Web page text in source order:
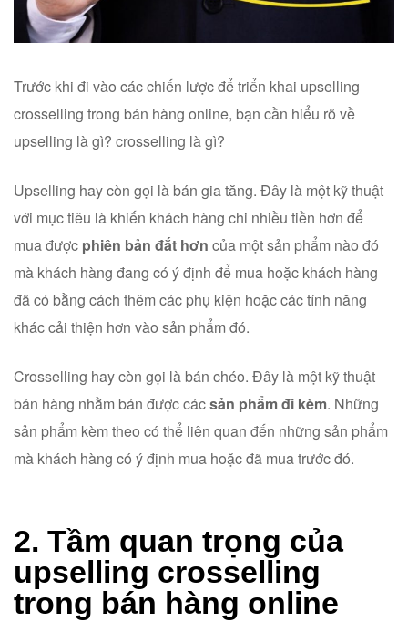
Trước khi đi vào các chiến lược để triển khai upselling
crosselling trong bán hàng online, bạn cần hiểu rõ về
upselling là gì? crosselling là gì?
Upselling hay còn gọi là bán gia tăng. Đây là một kỹ thuật
với mục tiêu là khiến khách hàng chi nhiều tiền hơn để
mua được phiên bản đắt hơn của một sản phẩm nào đó
mà khách hàng đang có ý định để mua hoặc khách hàng
đã có bằng cách thêm các phụ kiện hoặc các tính năng
khác cải thiện hơn vào sản phẩm đó.
Crosselling hay còn gọi là bán chéo. Đây là một kỹ thuật
bán hàng nhằm bán được cácsản phẩm đi kèm. Những
sản phẩm kèm theo có thể liên quan đến những sản phẩm
mà khách hàng có ý định mua hoặc đã mua trước đó.
2. Tầm quan trọng của
upselling crosselling
trong bán hàng online